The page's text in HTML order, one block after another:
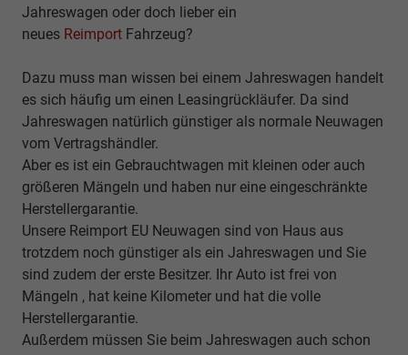
Jahreswagen oder doch lieber ein
neues Reimport Fahrzeug?
Dazu muss man wissen bei einem Jahreswagen handelt
es sich häufig um einen Leasingrückläufer. Da sind
Jahreswagen natürlich günstiger als normale Neuwagen
vom Vertragshändler.
Aber es ist ein Gebrauchtwagen mit kleinen oder auch
größeren Mängeln und haben nur eine eingeschränkte
Herstellergarantie.
Unsere Reimport EU Neuwagen sind von Haus aus
trotzdem noch günstiger als ein Jahreswagen und Sie
sind zudem der erste Besitzer. Ihr Auto ist frei von
Mängeln , hat keine Kilometer und hat die volle
Herstellergarantie.
Außerdem müssen Sie beim Jahreswagen auch schon